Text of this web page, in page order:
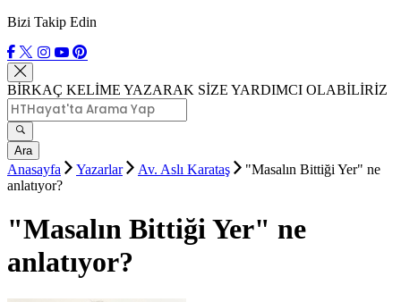
Bizi Takip Edin
BİRKAÇ KELİME YAZARAK SİZE YARDIMCI OLABİLİRİZ
Ara
Anasayfa Yazarlar Av. Aslı Karataş
"Masalın Bittiği Yer" ne
anlatıyor?
"Masalın Bittiği Yer" ne
anlatıyor?